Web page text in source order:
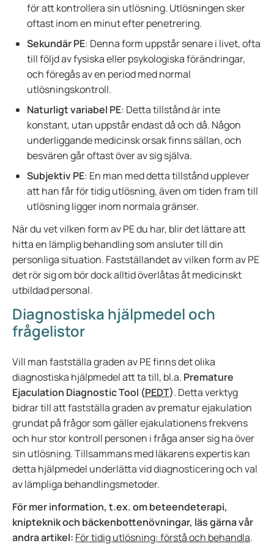
för att kontrollera sin utlösning. Utlösningen sker
oftast inom en minut efter penetrering.
Sekundär PE: Denna form uppstår senare i livet, ofta
till följd av fysiska eller psykologiska förändringar,
och föregås av en period med normal
utlösningskontroll.
Naturligt variabel PE: Detta tillstånd är inte
konstant, utan uppstår endast då och då. Någon
underliggande medicinsk orsak finns sällan, och
besvären går oftast över av sig själva.
Subjektiv PE: En man med detta tillstånd upplever
att han får för tidig utlösning, även om tiden fram till
utlösning ligger inom normala gränser.
När du vet vilken form av PE du har, blir det lättare att
hitta en lämplig behandling som ansluter till din
personliga situation. Fastställandet av vilken form av PE
det rör sig om bör dock alltid överlåtas åt medicinskt
utbildad personal.
Diagnostiska hjälpmedel och
frågelistor
Vill man fastställa graden av PE finns det olika
diagnostiska hjälpmedel att ta till, bl.a. Premature
Ejaculation Diagnostic Tool (PEDT). Detta verktyg
bidrar till att fastställa graden av prematur ejakulation
grundat på frågor som gäller ejakulationens frekvens
och hur stor kontroll personen i fråga anser sig ha över
sin utlösning. Tillsammans med läkarens expertis kan
detta hjälpmedel underlätta vid diagnosticering och val
av lämpliga behandlingsmetoder.
För mer information, t.ex. om beteendeterapi,
knipteknik och bäckenbottenövningar, läs gärna vår
andra artikel: För tidig utlösning: förstå och behandla.